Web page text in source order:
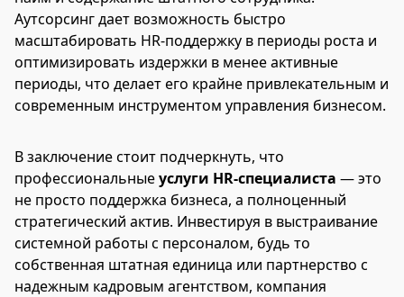
Аутсорсинг дает возможность быстро
масштабировать HR-поддержку в периоды роста и
оптимизировать издержки в менее активные
периоды, что делает его крайне привлекательным и
современным инструментом управления бизнесом.
В заключение стоит подчеркнуть, что
профессиональныеуслуги HR-специалиста — это
не просто поддержка бизнеса, а полноценный
стратегический актив. Инвестируя в выстраивание
системной работы с персоналом, будь то
собственная штатная единица или партнерство с
надежным кадровым агентством, компания